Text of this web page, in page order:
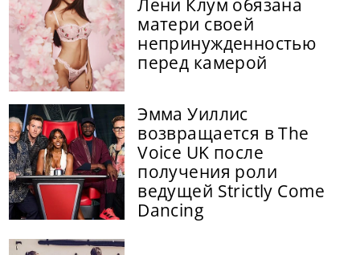
матери своей
непринужденностью
перед камерой
Эмма Уиллис
возвращается в The
Voice UK после
получения роли
ведущей Strictly Come
Dancing